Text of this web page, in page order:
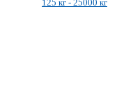
125 кг - 25000 кг